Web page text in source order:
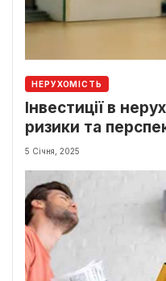
НЕРУХОМІСТЬ
Інвестиції в
ризики та
5 Січня, 2025